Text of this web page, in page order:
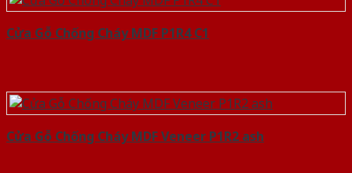
Cửa Gỗ Chống Cháy MDF P1R4 C1
Cửa Gỗ Chống Cháy MDF Veneer P1R2 ash